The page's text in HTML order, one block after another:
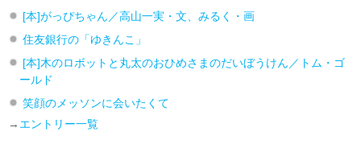
[本]がっぴちゃん／高山一実・文、みるく・画
住友銀行の「ゆきんこ」
[本]木のロボットと丸太のおひめさまのだいぼうけん／トム・ゴ
ールド
笑顔のメッソンに会いたくて
→ エントリー一覧